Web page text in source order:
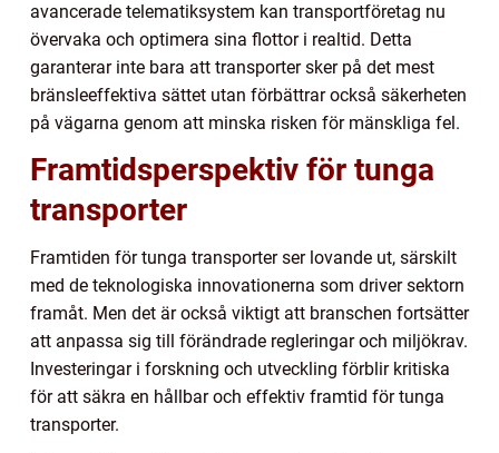
avancerade telematiksystem kan transportföretag nu
övervaka och optimera sina flottor i realtid. Detta
garanterar inte bara att transporter sker på det mest
bränsleeffektiva sättet utan förbättrar också säkerheten
på vägarna genom att minska risken för mänskliga fel.
Framtidsperspektiv för tunga
transporter
Framtiden för tunga transporter ser lovande ut, särskilt
med de teknologiska innovationerna som driver sektorn
framåt. Men det är också viktigt att branschen fortsätter
att anpassa sig till förändrade regleringar och miljökrav.
Investeringar i forskning och utveckling förblir kritiska
för att säkra en hållbar och effektiv framtid för tunga
transporter.